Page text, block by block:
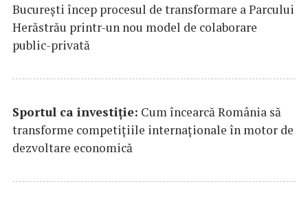
București încep procesul de transformare a Parcului
Herăstrău printr-un nou model de colaborare
public-privată
Sportul ca investiție: Cum încearcă România să
transforme competițiile internaționale în motor de
dezvoltare economică